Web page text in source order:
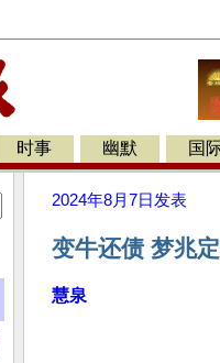
时事 幽默 国
2024年8月7日 发表
变牛还债 梦兆定
慧泉